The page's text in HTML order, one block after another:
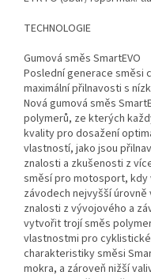
TECHNOLOGIE
Gumová směs SmartEVO
Poslední generace směsi
maximální přilnavosti s
Nová gumová směs
polymerů, ze kterých
kvality pro dosažení
vlastností, jako jsou
znalosti a zkušenosti z
směsí pro motosport,
závodech nejvyšší
znalosti z vývojového a
vytvořit trojí směs
vlastnostmi pro
charakteristiky směsi
mokra, a zároveň nižší